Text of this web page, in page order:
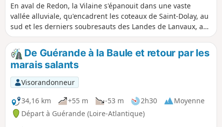
En aval de Redon, la Vilaine s'épanouit dans une vaste
vallée alluviale, qu'encadrent les coteaux de Saint-Dolay, au
sud et les derniers soubresauts des Landes de Lanvaux, au
nord. Le circuit proposé sillonne cette contrée où l'eau est
omniprésente et a façonné le paysage.
De Guérande à la Baule et retour par les
marais salants
Visorandonneur
34,16 km
+55 m -53 m 2h30
Moyenne
Départ à Guérande (Loire-Atlantique)